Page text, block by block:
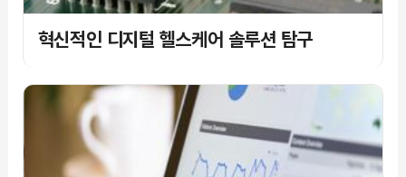
혁신적인 디지털 헬스케어 솔루션 탐구